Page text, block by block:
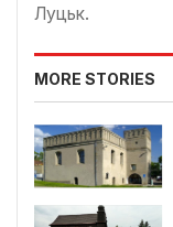
Луцьк.
MORE STORIES